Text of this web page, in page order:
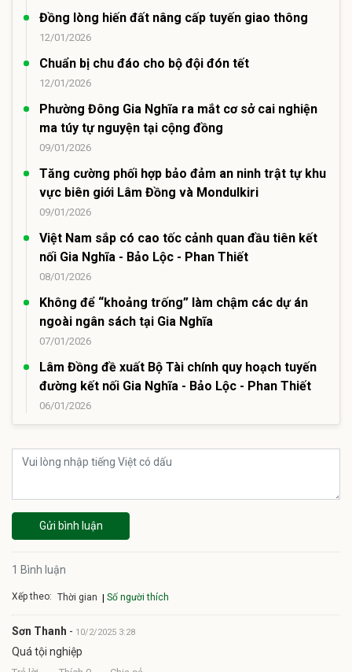
Đồng lòng hiến đất nâng cấp tuyến giao thông
12/01/2026
Chuẩn bị chu đáo cho bộ đội đón tết
12/01/2026
Phường Đông Gia Nghĩa ra mắt cơ sở cai nghiện
ma túy tự nguyện tại cộng đồng
09/01/2026
Tăng cường phối hợp bảo đảm an ninh trật tự khu
vực biên giới Lâm Đồng và Mondulkiri
09/01/2026
Việt Nam sắp có cao tốc cảnh quan đầu tiên kết
nối Gia Nghĩa - Bảo Lộc - Phan Thiết
08/01/2026
Không để “khoảng trống” làm chậm các dự án
ngoài ngân sách tại Gia Nghĩa
07/01/2026
Lâm Đồng đề xuất Bộ Tài chính quy hoạch tuyến
đường kết nối Gia Nghĩa - Bảo Lộc - Phan Thiết
06/01/2026
Gửi bình luận
1 Bình luận
Xếp theo: Thời gian Số người thích
Sơn Thanh - 10/2/2025 3:28
Quá tội nghiệp